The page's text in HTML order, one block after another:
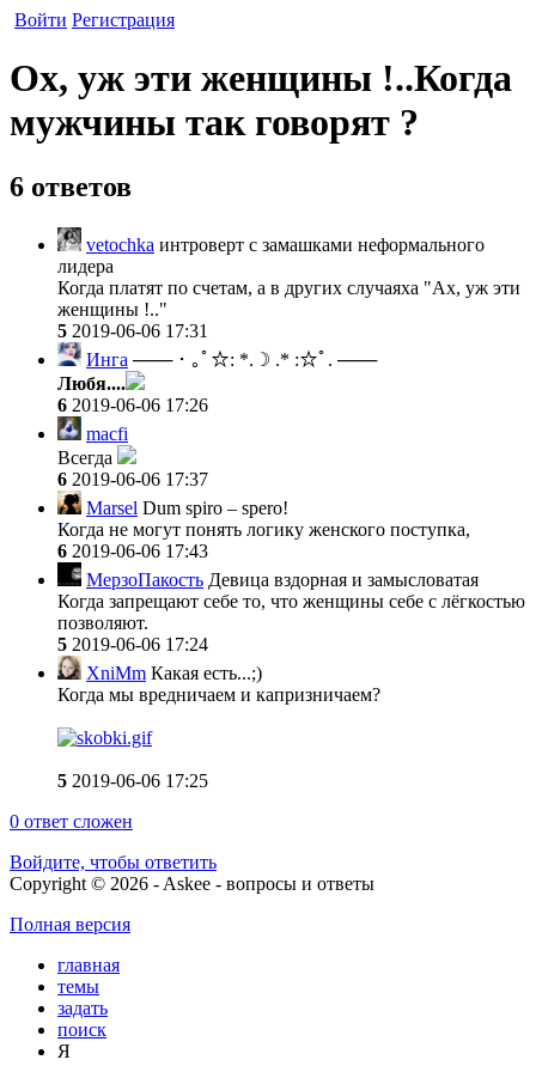
Войти Регистрация
Ох, уж эти женщины !..Когда
мужчины так говорят ?
6 ответов
vetochka интроверт с замашками неформального
лидера
Когда платят по счетам, а в других случаяха "Ах, уж эти
женщины !.."
5 2019-06-06 17:31
Инга ─── ･ ｡ﾟ☆: *.☽ .* :☆ﾟ. ───
Любя....
6 2019-06-06 17:26
macfi
Всегда
6 2019-06-06 17:37
Marsel Dum spiro – spero!
Когда не могут понять логику женского поступка,
6 2019-06-06 17:43
МерзоПакость Девица вздорная и замысловатая
Когда запрещают себе то, что женщины себе с лёгкостью
позволяют.
5 2019-06-06 17:24
XniMm Какая есть...;)
Когда мы вредничаем и капризничаем?
5 2019-06-06 17:25
0 ответ сложен
Войдите, чтобы ответить
Copyright © 2026 - Askee - вопросы и ответы
Полная версия
главная
темы
задать
поиск
Я